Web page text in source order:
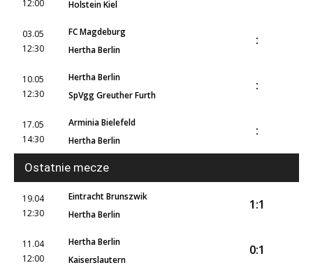
12:00 Holstein Kiel
03.05
12:30
FC Magdeburg
Hertha Berlin
:
10.05
12:30
Hertha Berlin
SpVgg Greuther Furth
:
17.05
14:30
Arminia Bielefeld
Hertha Berlin
:
Ostatnie mecze
19.04
12:30
Eintracht Brunszwik
Hertha Berlin
1:1
11.04
12:00
Hertha Berlin
Kaiserslautern
0:1